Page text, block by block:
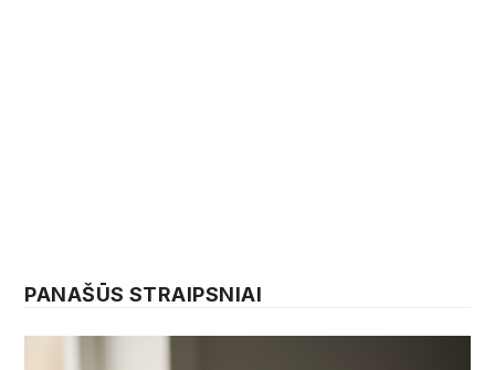
PANAŠŪS STRAIPSNIAI